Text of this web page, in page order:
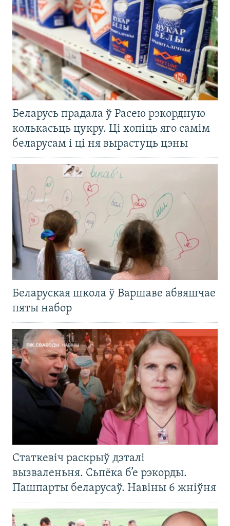
Беларусь прадала ў Расею рэкордную
колькасьць цукру. Ці хопіць яго самім
беларусам і ці ня вырастуць цэны
Беларуская школа ў Варшаве абвяшчае
пяты набор
Статкевіч раскрыў дэталі
вызваленьня. Сьпёка б’е рэкорды.
Пашпарты беларусаў. Навіны 6 жніўня